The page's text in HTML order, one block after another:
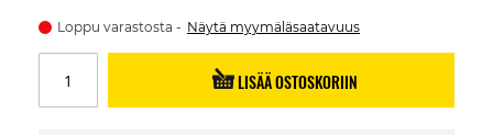
Loppu varastosta Näytä myymäläsaatavuus
LISÄÄ OSTOSKORIIN